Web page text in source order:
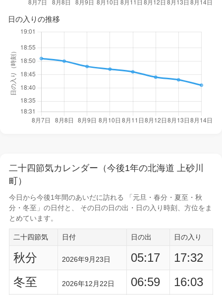
日の入りの推移
二十四節気カレンダー（今後1年の北海道 上砂川
町）
今日から今後1年間のあいだに訪れる 「元旦・春分・夏至・秋
分・冬至」の日付と、 その日の日の出・日の入り時刻
、方位をま
とめています。
二十四節気 日付 日の出 日の入り
秋分 2026年9月23日 05:17
17:32
冬至
2026年12月22日 06:59
16:03